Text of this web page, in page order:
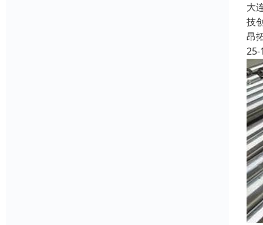
大
技
昂
25-